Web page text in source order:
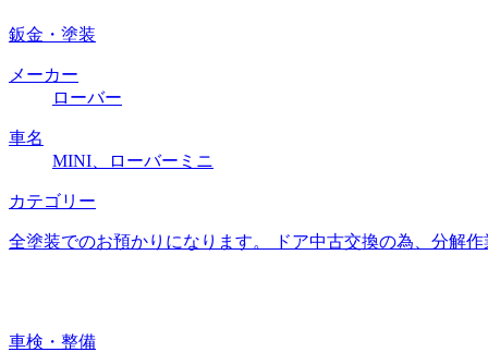
鈑金・塗装
メーカー
ローバー
車名
MINI、ローバーミニ
カテゴリー
全塗装でのお預かりになります。 ドア中古交換の為、分解
車検・整備